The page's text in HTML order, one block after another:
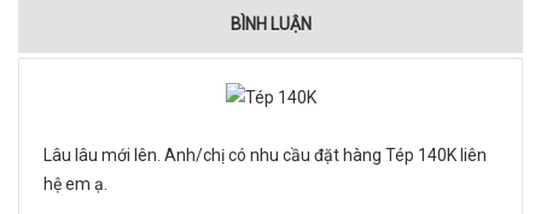
BÌNH LUẬN
Lâu lâu mới lên. Anh/chị có nhu cầu đặt hàng Tép 140K liên
hệ em ạ.